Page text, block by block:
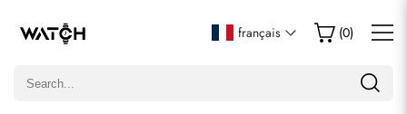
français (0)